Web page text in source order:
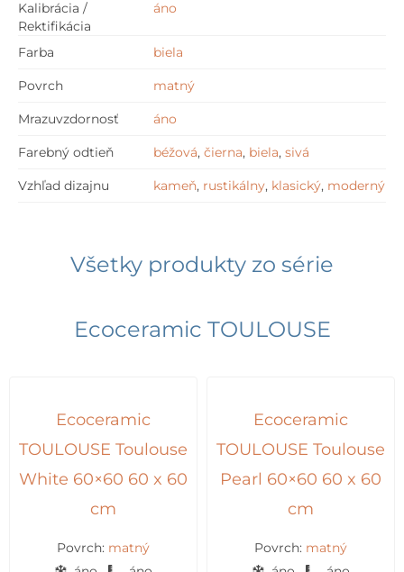
Kalibrácia /
Rektifikácia
áno
Farba biela
Povrch matný
Mrazuvzdornosť áno
Farebný odtieň béžová, čierna, biela, sivá
Vzhľad dizajnu kameň, rustikálny, klasický, moderný
Všetky produkty zo série
Ecoceramic TOULOUSE
Ecoceramic
TOULOUSE Toulouse
White 60×60 60 x 60
cm
Povrch: matný
Ecoceramic
TOULOUSE Toulouse
Pearl 60×60 60 x 60
cm
Povrch: matný